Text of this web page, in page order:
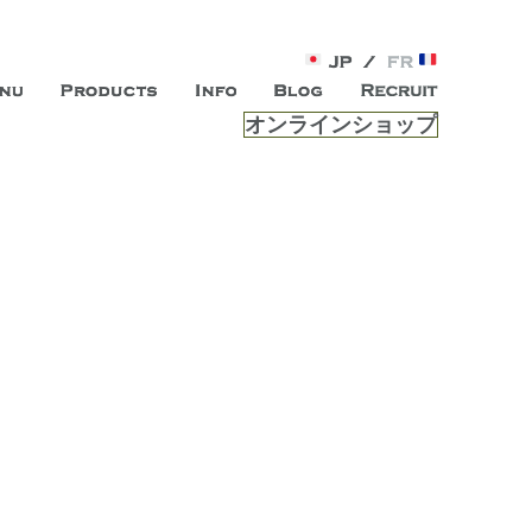
、 内面から輝く美をトー
ープン。お客様のもつ「自らしい美しさ」を追求し、未来の
を提供する総合エステサロンです。
オンラインショップ